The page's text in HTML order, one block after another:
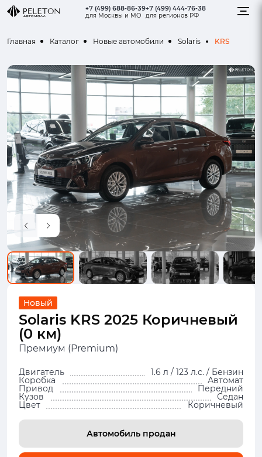
+7 (499) 688-86-39
для Москвы и МО
+7 (499) 444-76-38
для регионов РФ
Главная Каталог Новые автомобили Solaris KRS
Новый
Solaris KRS 2025 Коричневый
(0 км)
Премиум (Premium)
Двигатель 1.6 л / 123 л.с. / Бензин
Коробка Автомат
Привод Передний
Кузов Седан
Цвет Коричневый
Автомобиль продан